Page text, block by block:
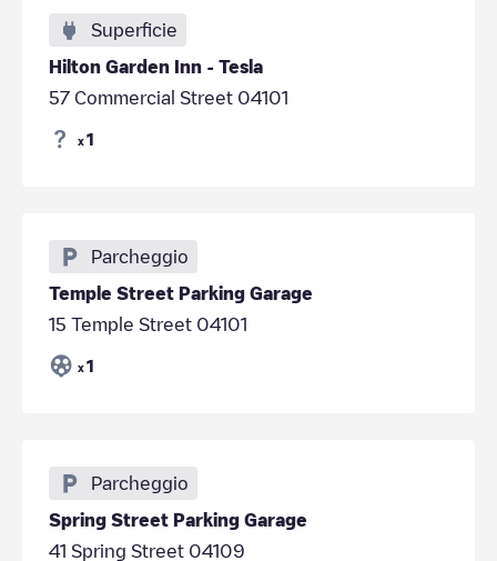
Superficie
Hilton Garden Inn - Tesla
57 Commercial Street 04101
x 1
Parcheggio
Temple Street Parking Garage
15 Temple Street 04101
x 1
Parcheggio
Spring Street Parking Garage
41 Spring Street 04109